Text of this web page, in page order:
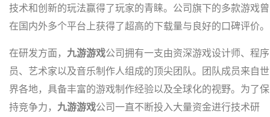
技术和创新的玩法赢得了玩家的青睐。公司旗下的多款游戏曾
在国内外多个平台上获得了超高的下载量与良好的口碑评价。
在研发方面， 九游游戏公司拥有一支由资深游戏设计师、程序
员、艺术家以及音乐制作人组成的顶尖团队。团队成员来自世
界各地，具备丰富的游戏制作经验以及全球化的视野。为了保
持竞争力， 九游游戏公司一直不断投入大量资金进行技术研